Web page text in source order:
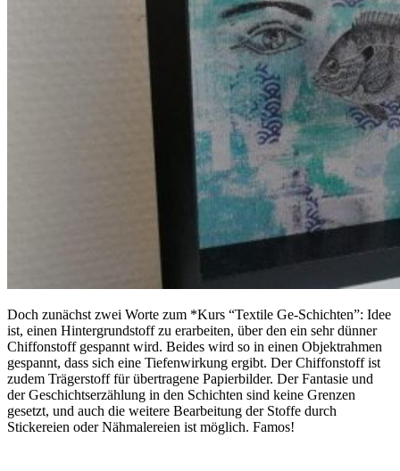
Doch zunächst zwei Worte zum *Kurs “Textile Ge-Schichten”: Idee
ist, einen Hintergrundstoff zu erarbeiten, über den ein sehr dünner
Chiffonstoff gespannt wird. Beides wird so in einen Objektrahmen
gespannt, dass sich eine Tiefenwirkung ergibt. Der Chiffonstoff ist
zudem Trägerstoff für übertragene Papierbilder. Der Fantasie und
der Geschichtserzählung in den Schichten sind keine Grenzen
gesetzt, und auch die weitere Bearbeitung der Stoffe durch
Stickereien oder Nähmalereien ist möglich. Famos!